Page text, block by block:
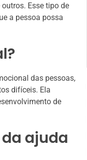
Esse tipo de
a pessoa possa
das pessoas,
difíceis. Ela
de
ajuda